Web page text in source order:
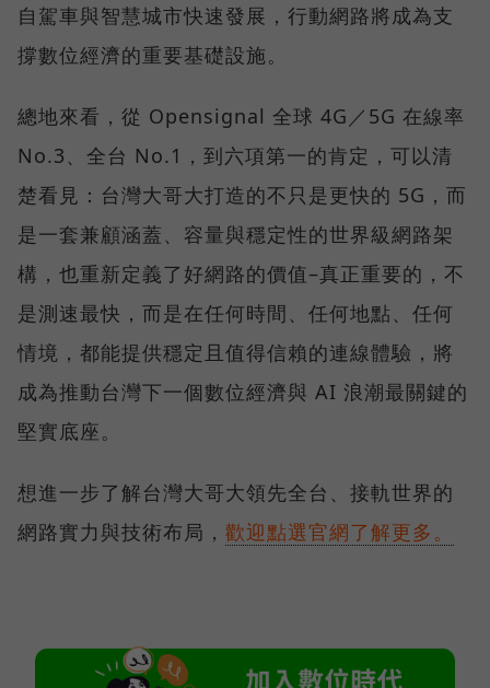
自駕車與智慧城市快速發展，行動網路將成為支
撐數位經濟的重要基礎設施。
總地來看，從 Opensignal 全球 4G／5G 在線率
No.3、全台 No.1，到六項第一的肯定，可以清
楚看見：台灣大哥大打造的不只是更快的 5G，而
是一套兼顧涵蓋、容量與穩定性的世界級網路架
構，也重新定義了好網路的價值–真正重要的，不
是測速最快，而是在任何時間、任何地點、任何
情境，都能提供穩定且值得信賴的連線體驗，將
成為推動台灣下一個數位經濟與 AI 浪潮最關鍵的
堅實底座。
想進一步了解台灣大哥大領先全台、接軌世界的
網路實力與技術布局， 歡迎點選官網了解更多。